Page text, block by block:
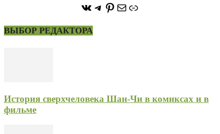
https://vk.com/
https://t.me/stoneforest
https://
ПочтаСсылка
ВЫБОР РЕДАКТОРА
История сверхчеловека Шан-Чи в комиксах и в
фильме